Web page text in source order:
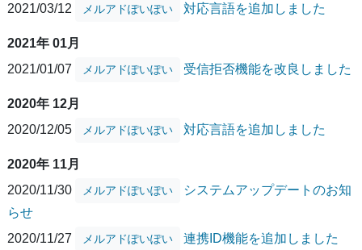
2021/03/12 メルアドぽいぽい 対応言語を追加しました
2021年 01月
2021/01/07
メルアドぽいぽい 受信拒否機能を改良しました
2020年 12月
2020/12/05
メルアドぽいぽい 対応言語を追加しました
2020年 11月
2020/11/30
メルアドぽいぽい
システムアップデートのお知
らせ
2020/11/27
メルアドぽいぽい 連携ID機能を追加しました